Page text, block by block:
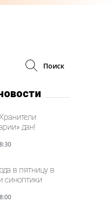
Поиск
дан!
в пятницу в
синоптики